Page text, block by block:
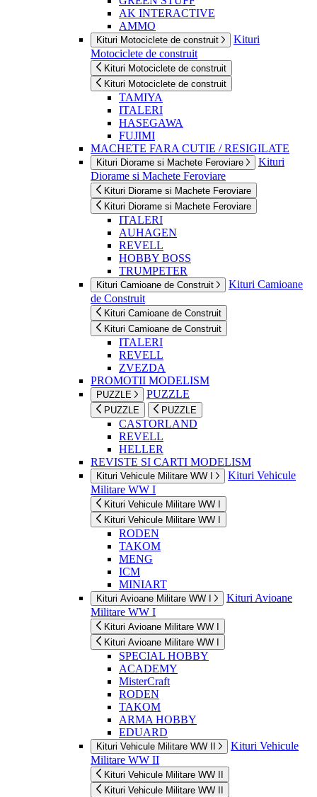
AK INTERACTIVE
AMMO
Kituri Motociclete de construit
Kituri
Motociclete de construit
Kituri Motociclete de construit
Kituri Motociclete de construit
TAMIYA
ITALERI
HASEGAWA
FUJIMI
MACHETE FARA CUTIE / RESIGILATE
Kituri Diorame si Machete Feroviare
Kituri
Diorame si Machete Feroviare
Kituri Diorame si Machete Feroviare
Kituri Diorame si Machete Feroviare
ITALERI
AUHAGEN
REVELL
HOBBY BOSS
TRUMPETER
Kituri Camioane de Construit
Kituri Camioane
de Construit
Kituri Camioane de Construit
Kituri Camioane de Construit
ITALERI
REVELL
ZVEZDA
PROMOTII MODELISM
PUZZLE PUZZLE
PUZZLE PUZZLE
CASTORLAND
REVELL
HELLER
REVISTE SI CARTI MODELISM
Kituri Vehicule Militare WW I
Kituri Vehicule
Militare WW I
Kituri Vehicule Militare WW I
Kituri Vehicule Militare WW I
RODEN
TAKOM
MENG
ICM
MINIART
Kituri Avioane Militare WW I
Kituri Avioane
Militare WW I
Kituri Avioane Militare WW I
Kituri Avioane Militare WW I
SPECIAL HOBBY
ACADEMY
MisterCraft
RODEN
TAKOM
ARMA HOBBY
EDUARD
Kituri Vehicule Militare WW II
Kituri Vehicule
Militare WW II
Kituri Vehicule Militare WW II
Kituri Vehicule Militare WW II